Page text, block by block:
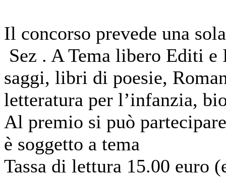
Il concorso prevede una
Sez . A Tema libero Editi
saggi, libri di poesie,
letteratura per l’infanzia,
Al premio si può
è soggetto a tema
Tassa di lettura 15.00 euro